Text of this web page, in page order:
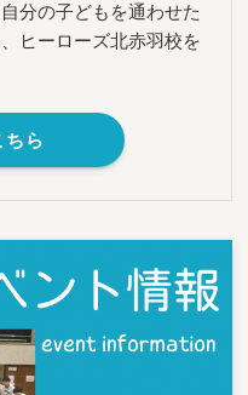
分の子どもを通わせた
ヒーローズ北赤羽校を
ちら